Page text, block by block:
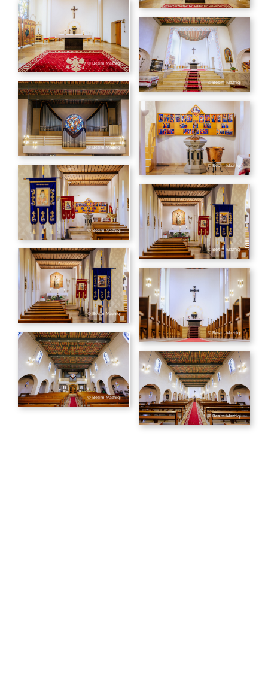
© Besim Mazhiqi
© Besim Mazhiqi
© Besim Mazhiqi
© Besim Mazhiqi
© Besim Mazhiqi
© Besim Mazhiqi
© Besim Mazhiqi
© Besim Mazhiqi
© Besim Mazhiqi
© Besim Mazhiqi